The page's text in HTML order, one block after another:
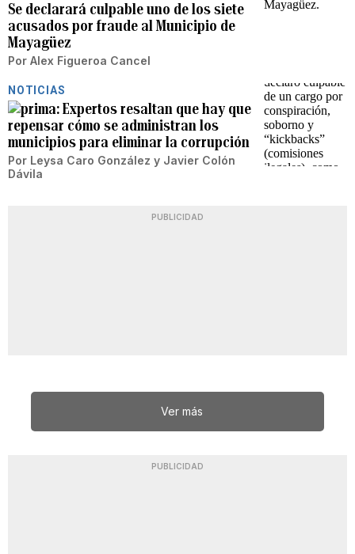
Se declarará culpable uno de los siete
acusados por fraude al Municipio de
Mayagüez
Por Alex Figueroa Cancel
NOTICIAS
Expertos resaltan que hay que
repensar cómo se administran los
municipios para eliminar la corrupción
Por Leysa Caro González y Javier Colón
Dávila
PUBLICIDAD
Ver más
PUBLICIDAD